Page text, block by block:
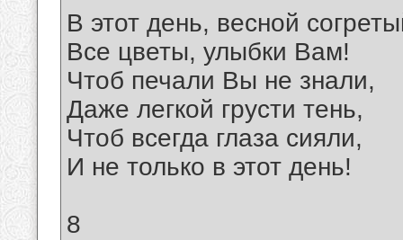
В этот день, весной
Все цветы, улыбки Вам!
Чтоб печали Вы не знали,
Даже легкой грусти тень,
Чтоб всегда глаза сияли,
И не только в этот день!
8